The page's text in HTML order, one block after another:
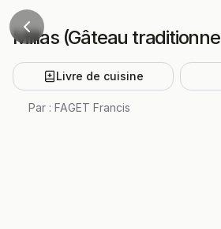
Millas (Gâteau
Livre de cuisine
Par : FAGET Francis